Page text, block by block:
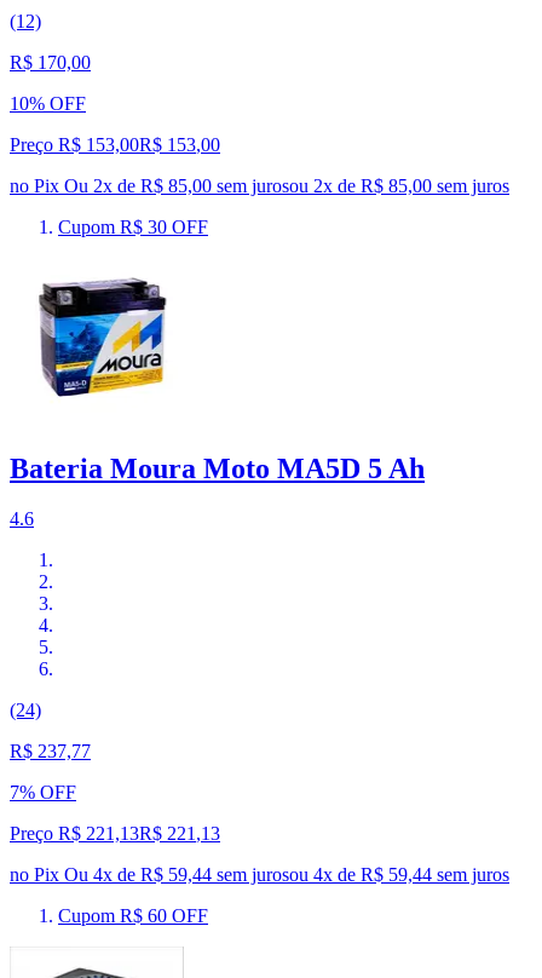
(12)
R$ 170,00
10% OFF
Preço R$ 153,00R$ 153,00
no Pix Ou 2x de R$ 85,00 sem jurosou 2x de R$ 85,00 sem juros
Cupom R$ 30 OFF
Bateria Moura Moto MA5D 5 Ah
4.6
(24)
R$ 237,77
7% OFF
Preço R$ 221,13R$ 221,13
no Pix Ou 4x de R$ 59,44 sem jurosou 4x de R$ 59,44 sem juros
Cupom R$ 60 OFF